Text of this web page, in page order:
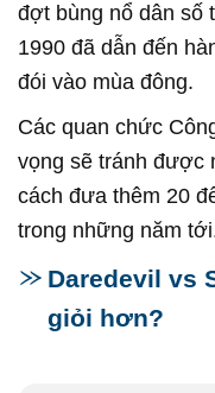
đợt bùng nổ dân số
1990 đã dẫn đến
đói vào mùa đông.
Các quan chức
vọng sẽ tránh được
cách đưa thêm 20
trong những năm
Daredevil vs
giỏi hơn?